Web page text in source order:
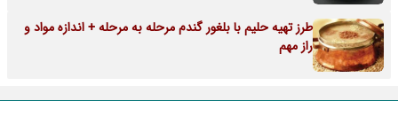
طرز تهیه حلیم با بلغور گندم مرحله به مرحله + اندازه مواد و
راز مهم